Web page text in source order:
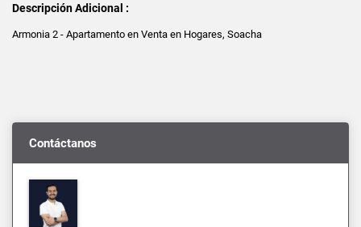
Descripción Adicional :
Armonia 2 - Apartamento en Venta en Hogares, Soacha
Contáctanos